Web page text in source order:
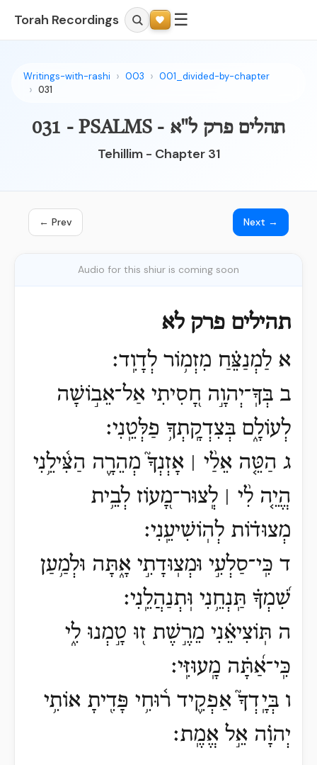
Torah Recordings ☰
Writings-with-rashi 003
001_divided-by-chapter
031
031 - PSALMS - תהלים פרק ל"א
Tehillim - Chapter 31
← Prev Next →
Audio for this shiur is coming soon
תהילים פרק לא
א לַמְנַצֵּ֗חַ מִזְמ֥וֹר לְדָוִֽד׃
ב בְּךָֽ־יְהוָ֣ה חָ֭סִיתִי אַל־אֵב֣וֹשָׁה
לְעוֹלָ֑ם בְּצִדְקָֽתְךָ֥ פַלְּטֵֽנִי׃
ג הַטֵּ֤ה אֵלַ֨י ׀ אָזְנְךָ֮ מְהֵרָ֪ה הַצִּ֫ילֵ֥נִי
הֱיֵ֤ה לִ֨י ׀ לְֽצוּר־מָ֭עוֹז לְבֵ֥ית
מְצוּד֗וֹת לְהֽוֹשִׁיעֵֽנִי׃
ד כִּֽי־סַלְעִ֣י וּמְצֽוּדָתִ֣י אָ֑תָּה וּלְמַ֥עַן
שִׁ֝מְךָ֗ תַּֽנְחֵ֥נִי וּֽתְנַהֲלֵֽנִי׃
ה תּֽוֹצִיאֵ֗נִי מֵרֶ֣שֶׁת ז֭וּ טָ֣מְנוּ לִ֑י
כִּֽי־אַ֝תָּ֗ה מָֽעוּזִּֽי׃
ו בְּיָֽדְךָ֮ אַפְקִ֪יד ר֫וּחִ֥י פָּדִ֖יתָ אוֹתִ֥י
יְהוָ֗ה אֵ֣ל אֱמֶֽת׃